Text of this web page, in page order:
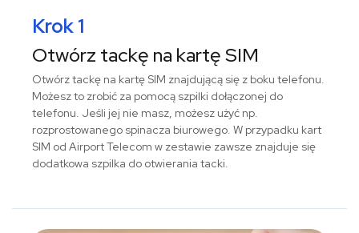
Krok 1
Otwórz tackę na kartę SIM
Otwórz tackę na kartę SIM znajdującą się z boku telefonu.
Możesz to zrobić za pomocą szpilki dołączonej do
telefonu. Jeśli jej nie masz, możesz użyć np.
rozprostowanego spinacza biurowego. W przypadku kart
SIM od Airport Telecom w zestawie zawsze znajduje się
dodatkowa szpilka do otwierania tacki.